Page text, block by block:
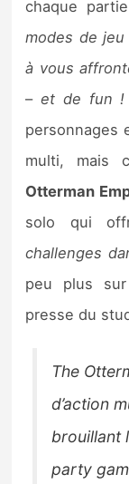
Sorties de
Bons plans
Guides
chaque
modes de
à vous
–et de fun !
personnages
multi, mais
Otterman
solo qui
challenges
peu plus
presse du
The
d’action
brouillant
party